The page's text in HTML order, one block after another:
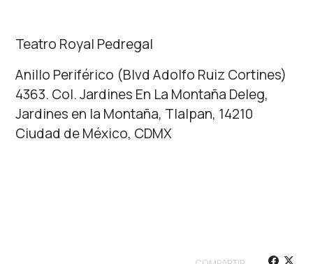
Teatro Royal Pedregal
Anillo Periférico (Blvd Adolfo Ruiz Cortines)
4363. Col. Jardines En La Montaña Deleg,
Jardines en la Montaña, Tlalpan, 14210
Ciudad de México, CDMX